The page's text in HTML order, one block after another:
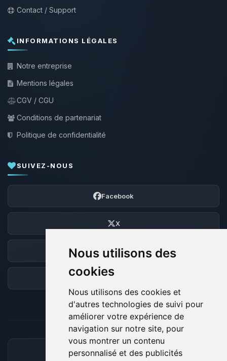
Nous utilisons des
cookies
Nous utilisons des cookies et
d'autres technologies de suivi pour
améliorer votre expérience de
navigation sur notre site, pour
vous montrer un contenu
personnalisé et des publicités
Contact / Support
INFORMATIONS LÉGALES
Notre entreprise
Mentions légales
CGV / CGU
Conditions de partenariat
Politique de confidentialité
SUIVEZ-NOUS
Facebook
X
Discord
Forum
MOYENS DE PAIEMENT ACCEPTÉS